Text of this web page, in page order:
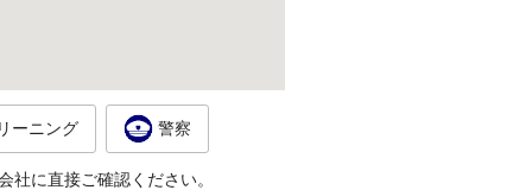
ーニング 警察
に直接ご確認ください。